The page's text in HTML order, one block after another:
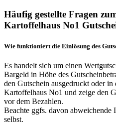
Häufig gestellte Fragen
Kartoffelhaus No1
Wie funktioniert die Einlösung des
Es handelt sich um einen
Bargeld in Höhe des
den Gutschein ausgedruckt oder
Kartoffelhaus No1 und zeige den
vor dem Bezahlen.
Beachte ggfs. davon abweichende
selbst.